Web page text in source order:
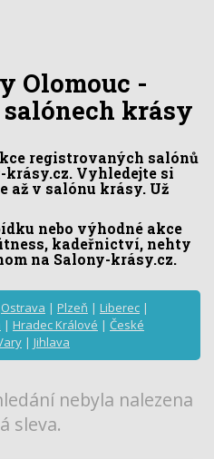
Olomouc -
krásy
registrovaných salónů
Vyhledejte si
až v salónu krásy. Už
nebo výhodné akce
kadeřnictví, nehty
na Salony-krásy.cz.
Ostrava | Plzeň | Liberec |
| Hradec Králové | České
| Jihlava
nebyla nalezena
sleva.